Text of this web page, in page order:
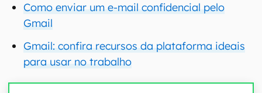
Como enviar um e-mail confidencial pelo
Gmail
Gmail: confira recursos da plataforma ideais
para usar no trabalho